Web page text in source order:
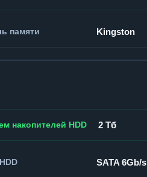
памяти Kingston
накопителей HDD 2 Тб
SATA 6Gb/s